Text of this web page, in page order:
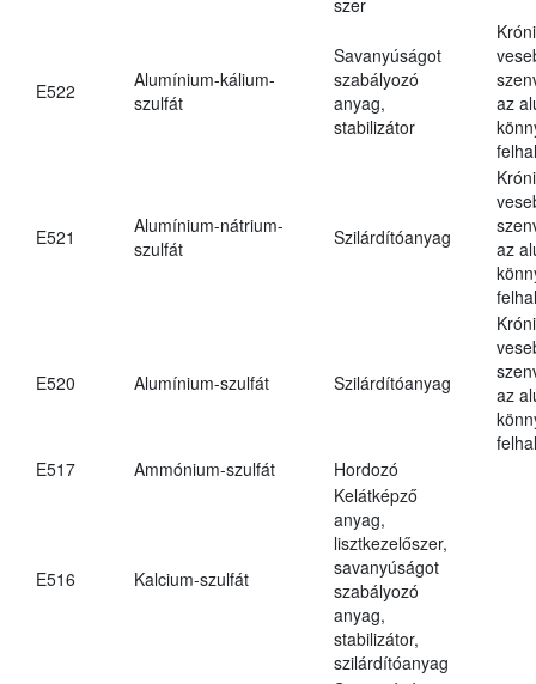
E522
Alumínium-kálium-
szulfát
Savanyúságot
szabályozó
anyag,
stabilizátor
az
E521
Alumínium-nátrium-
szulfát
Szilárdítóanyag
az
E520 Alumínium-szulfát Szilárdítóanyag
az
E517
Ammónium-szulfát Hordozó
E516 Kalcium-szulfát
Kelátképző
anyag,
lisztkezelőszer,
savanyúságot
szabályozó
anyag,
stabilizátor,
szilárdítóanyag